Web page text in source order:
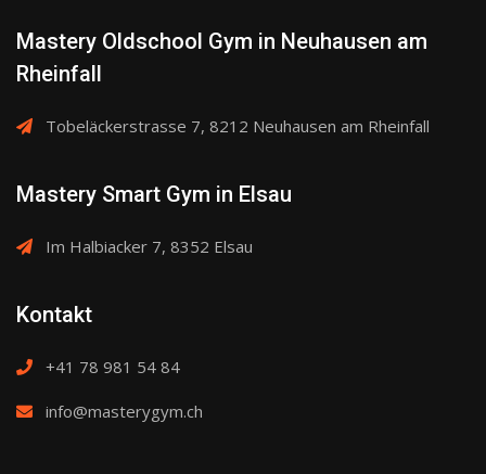
Mastery Oldschool Gym in Neuhausen am
Rheinfall
Tobeläckerstrasse 7, 8212 Neuhausen am Rheinfall
Mastery Smart Gym in Elsau
Im Halbiacker 7, 8352 Elsau
Kontakt
+41 78 981 54 84
info@masterygym.ch